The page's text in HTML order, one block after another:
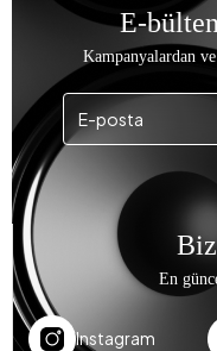
E-
Kampanyalardan
En
Instagram